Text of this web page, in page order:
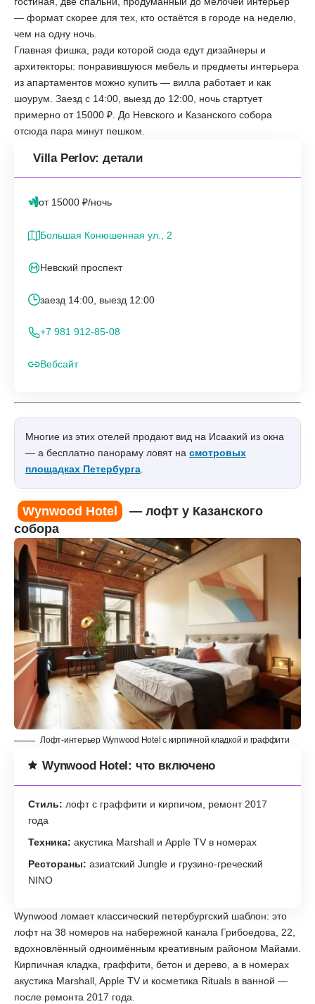
— формат скорее для тех, кто остаётся в городе на неделю,
чем на одну ночь.
Главная фишка, ради которой сюда едут дизайнеры и
архитекторы: понравившуюся мебель и предметы интерьера
из апартаментов можно купить — вилла работает и как
шоурум. Заезд с 14:00, выезд до 12:00, ночь стартует
примерно от 15000 ₽. До Невского и Казанского собора
отсюда пара минут пешком.
Villa Perlov: детали
от 15000 ₽/ночь
Большая Конюшенная ул., 2
Невский проспект
заезд 14:00, выезд 12:00
+7 981 912-85-08
Вебсайт
Многие из этих отелей продают вид на Исаакий из окна
— а бесплатно панораму ловят на смотровых
площадках Петербурга.
Wynwood Hotel
— лофт у Казанского
собора
Лофт-интерьер Wynwood Hotel с кирпичной кладкой и граффити
Wynwood Hotel: что включено
Стиль: лофт с граффити и кирпичом, ремонт 2017
года
Техника: акустика Marshall и Apple TV в номерах
Рестораны: азиатский Jungle и грузино-греческий
NINO
Wynwood ломает классический петербургский шаблон: это
лофт на 38 номеров на набережной канала Грибоедова, 22,
вдохновлённый одноимённым креативным районом Майами.
Кирпичная кладка, граффити, бетон и дерево, а в номерах
акустика Marshall, Apple TV и косметика Rituals в ванной —
после ремонта 2017 года.